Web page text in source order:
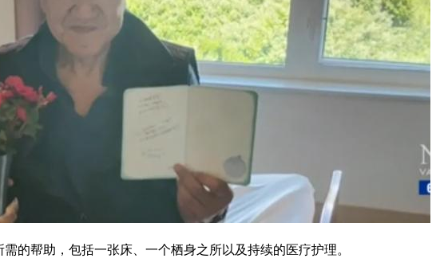
的帮助，包括一张床、一个栖身之所以及持续的医疗护理。